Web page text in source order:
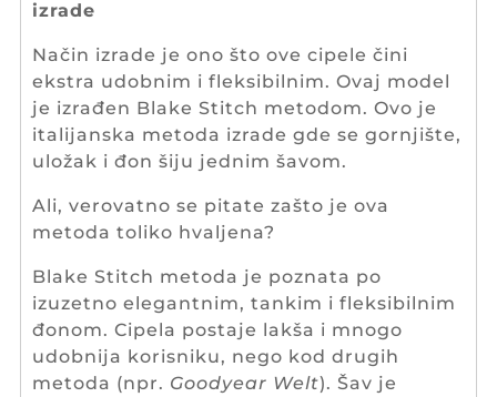
izrade
Način izrade je ono što ove cipele čini
ekstra udobnim i fleksibilnim. Ovaj model
je izrađen Blake Stitch metodom. Ovo je
italijanska metoda izrade gde se gornjište,
uložak i đon šiju jednim šavom.
Ali, verovatno se pitate zašto je ova
metoda toliko hvaljena?
Blake Stitch metoda je poznata po
izuzetno elegantnim, tankim i fleksibilnim
đonom. Cipela postaje lakša i mnogo
udobnija korisniku, nego kod drugih
metoda (npr. Goodyear Welt). Šav je